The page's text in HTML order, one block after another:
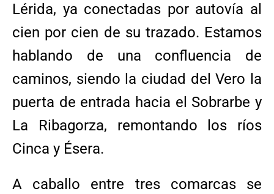
Lérida, ya conectadas por autovía al
cien por cien de su trazado. Estamos
hablando de una confluencia de
caminos, siendo la ciudad del Vero la
puerta de entrada hacia el Sobrarbe y
La Ribagorza, remontando los ríos
Cinca y Ésera.
A caballo entre tres comarcas se